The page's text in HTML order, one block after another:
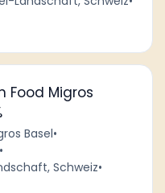
Food Migros
Basel•
•
Schweiz•